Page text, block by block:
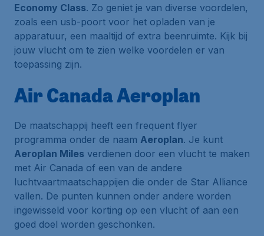
Economy Class. Zo geniet je van diverse voordelen,
zoals een usb-poort voor het opladen van je
apparatuur, een maaltijd of extra beenruimte. Kijk bij
jouw vlucht om te zien welke voordelen er van
toepassing zijn.
Air Canada Aeroplan
De maatschappij heeft een frequent flyer
programma onder de naam Aeroplan. Je kunt
Aeroplan Miles verdienen door een vlucht te maken
met Air Canada of een van de andere
luchtvaartmaatschappijen die onder de Star Alliance
vallen. De punten kunnen onder andere worden
ingewisseld voor korting op een vlucht of aan een
goed doel worden geschonken.